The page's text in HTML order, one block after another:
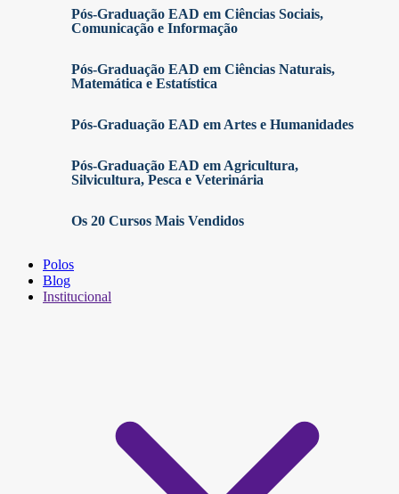
Pós-Graduação EAD em Ciências Sociais,
Comunicação e Informação
Pós-Graduação EAD em Ciências Naturais,
Matemática e Estatística
Pós-Graduação EAD em Artes e Humanidades
Pós-Graduação EAD em Agricultura,
Silvicultura, Pesca e Veterinária
Os 20 Cursos Mais Vendidos
Polos
Blog
Institucional